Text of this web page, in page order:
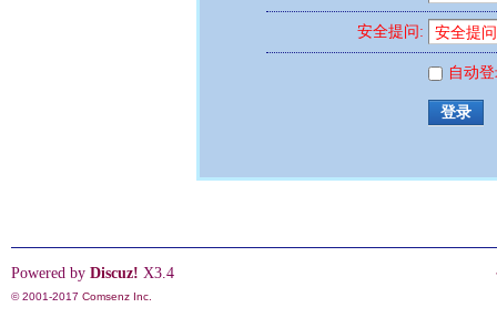
安全提问:
自动
登录
Powered by Discuz! X3.4
© 2001-2017 Comsenz Inc.